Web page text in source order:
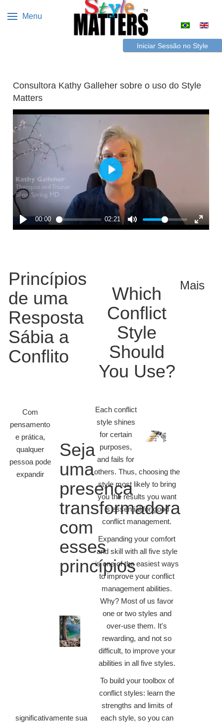
Menu
Escolha o
Iniciar Sessão no Style
Consultora Kathy Galleher sobre o uso do Style
Matters
Princípios
de uma
Resposta
Sábia a
Conflito
Seja
uma
presença
transformadora
com
esses
princípios
Com
pensamento
e prática,
qualquer
pessoa pode
expandir
significativamente sua
Which
Conflict
Style
Should
You Use?
Each conflict
style shines
for certain
purposes,
and fails for
others. Thus, choosing the
style most likely to bring
you the results you want
is essential for good
conflict management.
Expanding your comfort
and skill with all five style
is one of the easiest ways
to improve your conflict
management abilities.
Why? Most of us favor
one or two styles and
over-use them. It's
rewarding, and not so
difficult, to improve your
abilities in all five styles.
To build your toolbox of
conflict styles: learn the
strengths and limits of
each style, so you can
Mais